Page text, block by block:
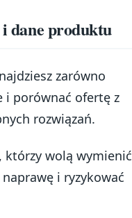
dane produktu
zarówno
i porównać ofertę z
rozwiązań.
którzy wolą wymienić
i ryzykować